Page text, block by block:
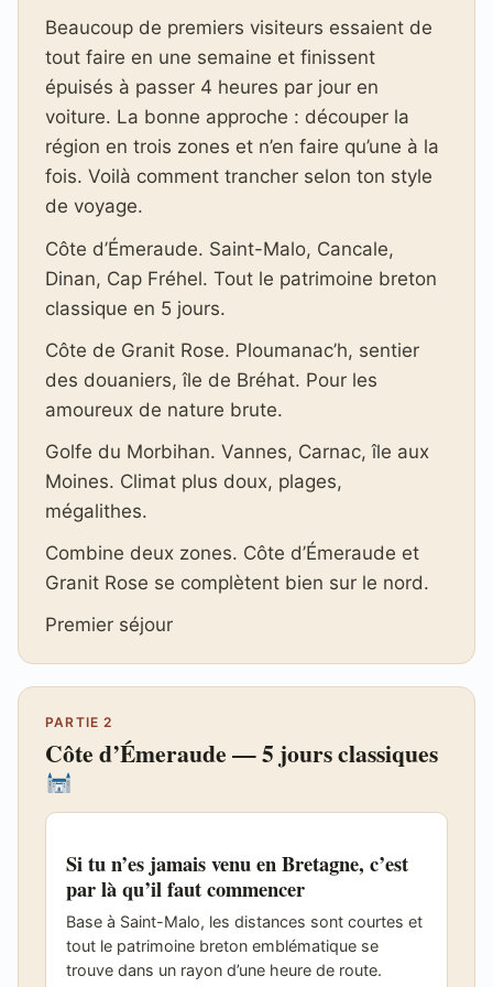
Beaucoup de premiers visiteurs essaient de
tout faire en une semaine et finissent
épuisés à passer 4 heures par jour en
voiture. La bonne approche : découper la
région en trois zones et n’en faire qu’une à la
fois. Voilà comment trancher selon ton style
de voyage.
Côte d’Émeraude. Saint-Malo, Cancale,
Dinan, Cap Fréhel. Tout le patrimoine breton
classique en 5 jours.
Côte de Granit Rose. Ploumanac’h, sentier
des douaniers, île de Bréhat. Pour les
amoureux de nature brute.
Golfe du Morbihan. Vannes, Carnac, île aux
Moines. Climat plus doux, plages,
mégalithes.
Combine deux zones. Côte d’Émeraude et
Granit Rose se complètent bien sur le nord.
Premier séjour
PARTIE 2
Côte d’Émeraude — 5 jours classiques
Si tu n’es jamais venu en Bretagne, c’est
par là qu’il faut commencer
Base à Saint-Malo, les distances sont courtes et
tout le patrimoine breton emblématique se
trouve dans un rayon d’une heure de route.